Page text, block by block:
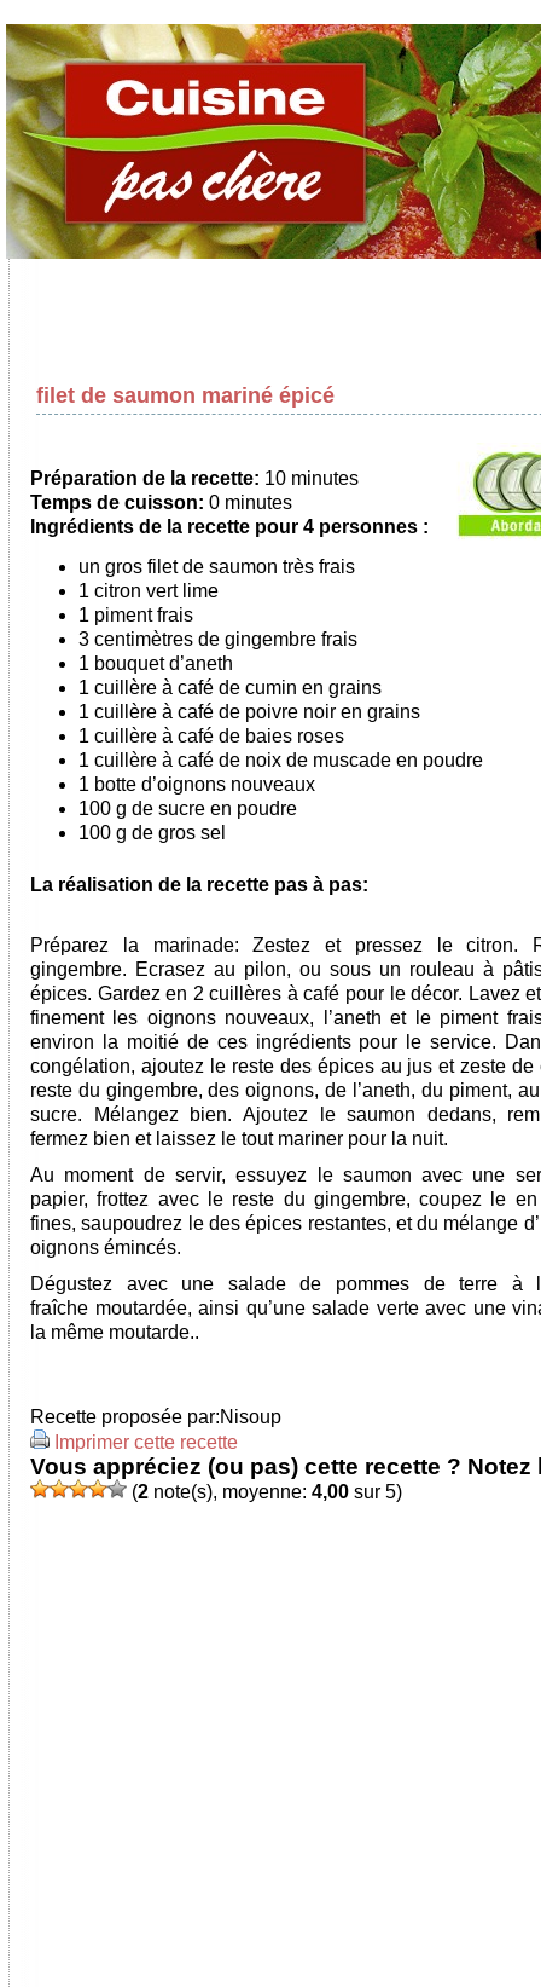
filet de saumon mariné épicé
Préparation de la recette: 10 minutes
Temps de cuisson: 0 minutes
Ingrédients de la recette pour 4 personnes :
un gros filet de saumon très frais
1 citron vert lime
1 piment frais
3 centimètres de gingembre frais
1 bouquet d’aneth
1 cuillère à café de cumin en grains
1 cuillère à café de poivre noir en grains
1 cuillère à café de baies roses
1 cuillère à café de noix de muscade en poudre
1 botte d’oignons nouveaux
100 g de sucre en poudre
100 g de gros sel
La réalisation de la recette pas à pas:
Préparez la marinade: Zestez et pressez le citron.
gingembre. Ecrasez au pilon, ou sous un rouleau à
épices. Gardez en 2 cuillères à café pour le décor. Lavez
finement les oignons nouveaux, l’aneth et le piment
environ la moitié de ces ingrédients pour le service.
congélation, ajoutez le reste des épices au jus et zeste de
reste du gingembre, des oignons, de l’aneth, du piment,
sucre. Mélangez bien. Ajoutez le saumon dedans,
fermez bien et laissez le tout mariner pour la nuit.
Au moment de servir, essuyez le saumon avec une
papier, frottez avec le reste du gingembre, coupez le en
fines, saupoudrez le des épices restantes, et du mélange
oignons émincés.
Dégustez avec une salade de pommes de terre à
fraîche moutardée, ainsi qu’une salade verte avec une
la même moutarde..
Recette proposée par:Nisoup
Imprimer cette recette
Vous appréciez (ou pas) cette recette ? Notez
(2 note(s), moyenne: 4,00 sur 5)